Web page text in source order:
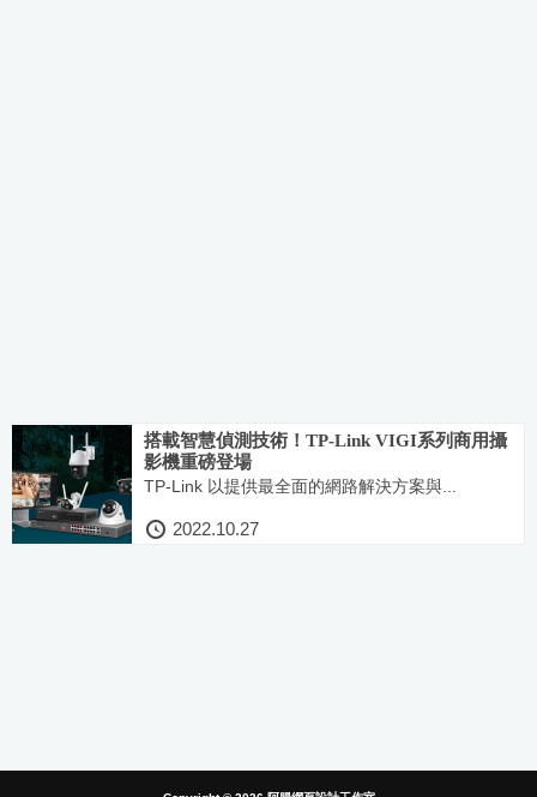
搭載智慧偵測技術！TP-Link VIGI系列商用攝
影機重磅登場
TP-Link 以提供最全面的網路解決方案與...
2022.10.27